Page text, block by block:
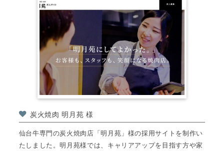
炭火焼肉 明月苑 様
仙台牛専門の炭火焼肉店「明月苑」様の採用サイトを制作い
たしました。明月苑様では、キャリアアップを目指す方や家